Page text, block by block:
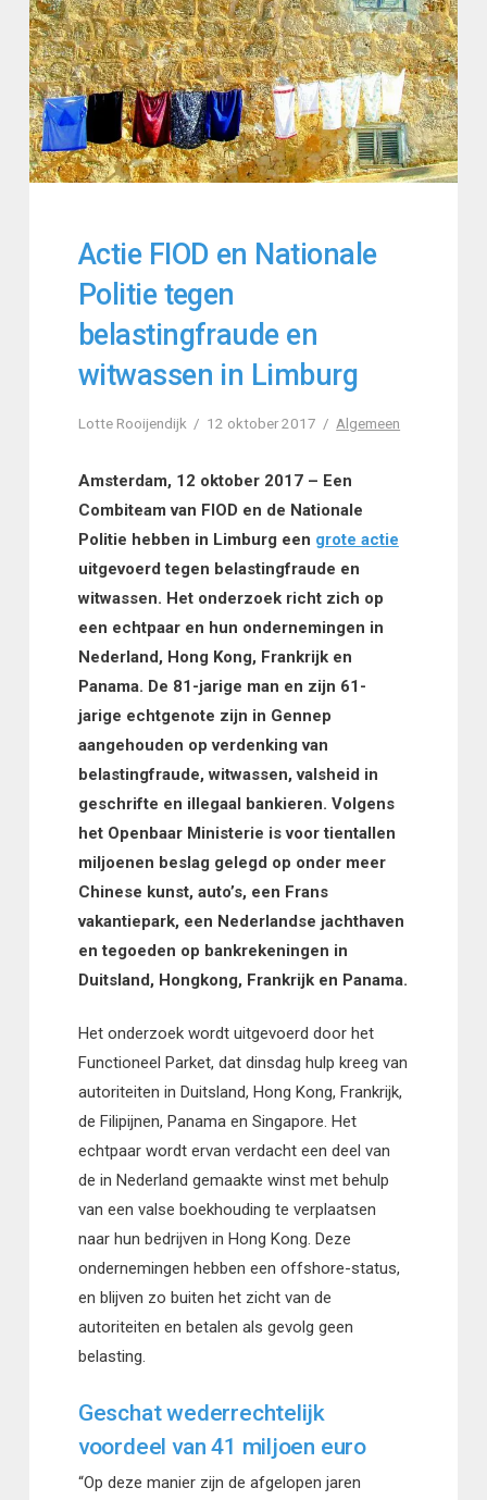
Actie FIOD en Nationale
Politie tegen
belastingfraude en
witwassen in Limburg
Lotte Rooijendijk 12 oktober 2017 Algemeen
Amsterdam, 12 oktober 2017 – Een
Combiteam van FIOD en de Nationale
Politie hebben in Limburg een grote actie
uitgevoerd tegen belastingfraude en
witwassen. Het onderzoek richt zich op
een echtpaar en hun ondernemingen in
Nederland, Hong Kong, Frankrijk en
Panama. De 81-jarige man en zijn 61-
jarige echtgenote zijn in Gennep
aangehouden op verdenking van
belastingfraude, witwassen, valsheid in
geschrifte en illegaal bankieren. Volgens
het Openbaar Ministerie is voor tientallen
miljoenen beslag gelegd op onder meer
Chinese kunst, auto’s, een Frans
vakantiepark, een Nederlandse jachthaven
en tegoeden op bankrekeningen in
Duitsland, Hongkong, Frankrijk en Panama.
Het onderzoek wordt uitgevoerd door het
Functioneel Parket, dat dinsdag hulp kreeg van
autoriteiten in Duitsland, Hong Kong, Frankrijk,
de Filipijnen, Panama en Singapore. Het
echtpaar wordt ervan verdacht een deel van
de in Nederland gemaakte winst met behulp
van een valse boekhouding te verplaatsen
naar hun bedrijven in Hong Kong. Deze
ondernemingen hebben een offshore-status,
en blijven zo buiten het zicht van de
autoriteiten en betalen als gevolg geen
belasting.
Geschat wederrechtelijk
voordeel van 41 miljoen euro
“Op deze manier zijn de afgelopen jaren